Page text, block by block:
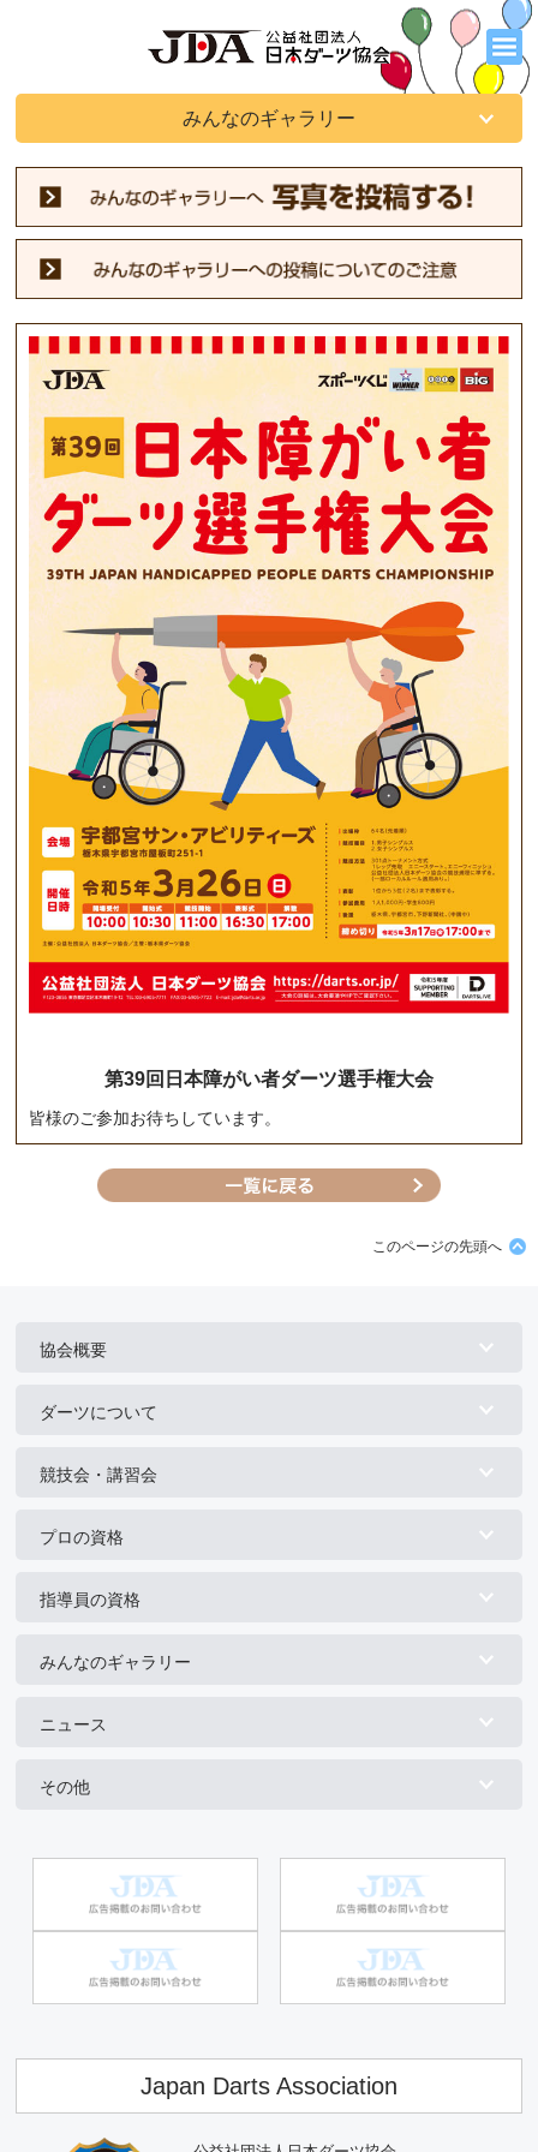
みんなのギャラリー
第39回日本障がい者ダーツ選手権大会
皆様のご参加お待ちしています。
このページの先頭へ
協会概要
ダーツについて
競技会・講習会
プロの資格
指導員の資格
みんなのギャラリー
ニュース
その他
Japan Darts Association